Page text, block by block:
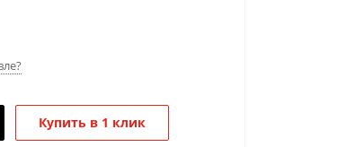
Купить в 1 клик